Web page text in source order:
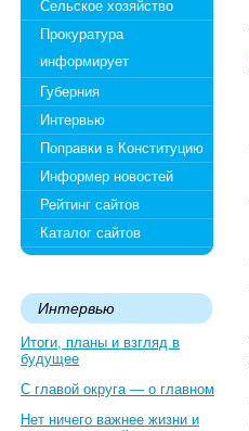
Сельское хозяйство
Прокуратура
информирует
Губерния
Интервью
Поправки в Конституцию
Информер новостей
Рейтинг сайтов
Каталог сайтов
Интервью
Итоги, планы и взгляд в
будущее
С главой округа — о главном
Нет ничего важнее жизни и